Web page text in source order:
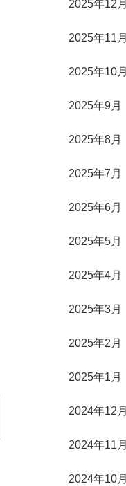
2025年12月
2025年11月
2025年10月
2025年9月
2025年8月
2025年7月
2025年6月
2025年5月
2025年4月
2025年3月
2025年2月
2025年1月
2024年12月
2024年11月
2024年10月